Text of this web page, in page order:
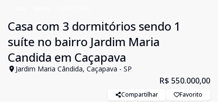
Casa com 3 dormitórios sendo 1
suíte no bairro Jardim Maria
Candida em Caçapava
Jardim Maria Cândida, Caçapava - SP
R$ 550.000,00
Compartilhar Favorito